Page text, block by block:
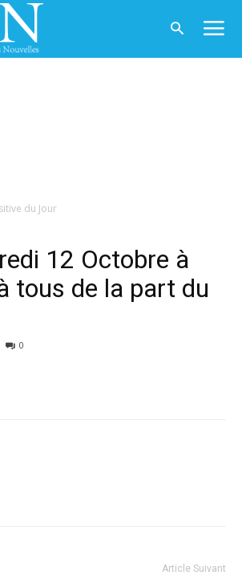
du Jour
12 Octobre à
tous de la part du
0
Article Suivant